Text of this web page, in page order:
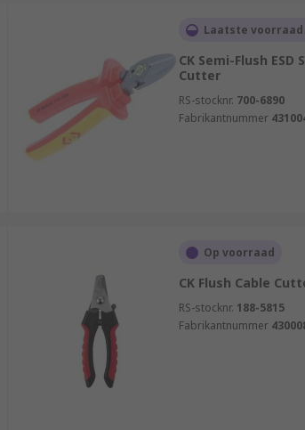
Laatste voorraad
CK Semi-Flush ESD
Cutter
RS-stocknr. 700-6890
Fabrikantnummer
Op voorraad
CK Flush Cable
RS-stocknr. 188-5815
Fabrikantnummer